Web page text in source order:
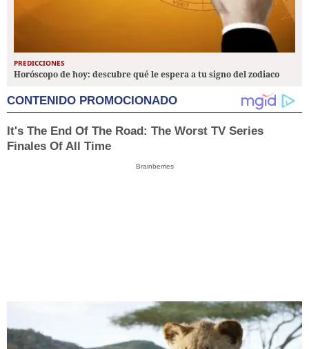
PREDICCIONES
Horóscopo de hoy: descubre qué le espera a tu signo del zodiaco
CONTENIDO PROMOCIONADO
It's The End Of The Road: The Worst TV Series
Finales Of All Time
Brainberries